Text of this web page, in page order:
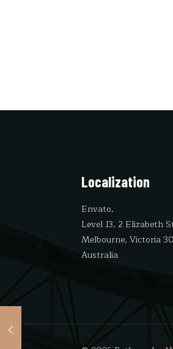
Localization
Envato,
Level 13, 2 Elizabeth
Melbourne, Victoria
Australia